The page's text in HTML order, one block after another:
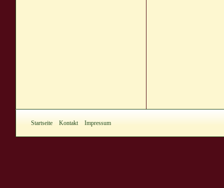
Startseite Kontakt Impressum